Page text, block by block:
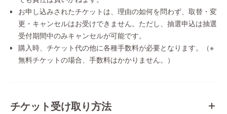
お申し込みされたチケットは、理由の如何を問わず、取替・変
更・キャンセルはお受けできません。ただし、抽選申込は抽選
受付期間中のみキャンセルが可能です。
購入時、チケット代の他に各種手数料が必要となります。（※
無料チケットの場合、手数料はかかりません。）
チケット受け取り方法